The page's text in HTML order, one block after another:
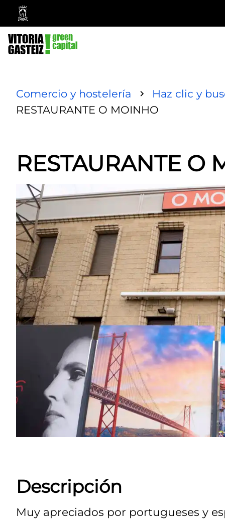
Ayuntamiento
Vitoria-
Gasteiz
Comercio y hostelería Haz clic y
RESTAURANTE O MOINHO
RESTAURANTE O
Descripción
Muy apreciados por portugueses y